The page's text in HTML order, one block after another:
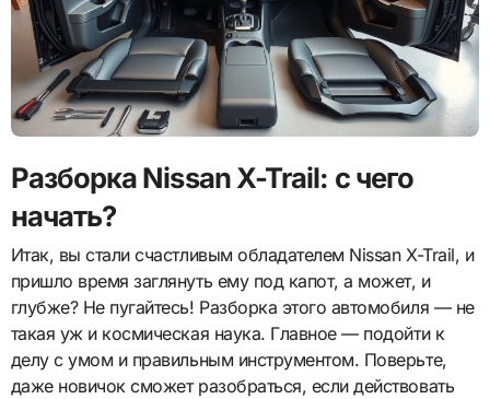
Разборка Nissan X-Trail: с чего
начать?
Итак, вы стали счастливым обладателем Nissan X-Trail, и
пришло время заглянуть ему под капот, а может, и
глубже? Не пугайтесь! Разборка этого автомобиля — не
такая уж и космическая наука. Главное — подойти к
делу с умом и правильным инструментом. Поверьте,
даже новичок сможет разобраться, если действовать